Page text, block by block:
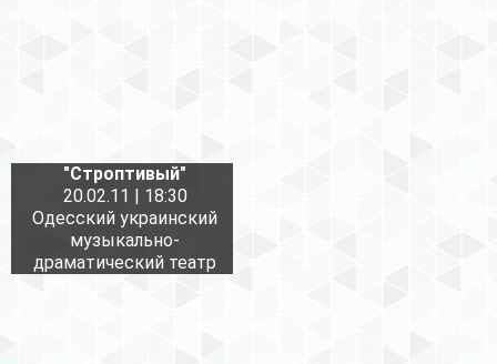
"Строптивый"
20.02.11 | 18:30
Одесский украинский
музыкально-
драматический театр